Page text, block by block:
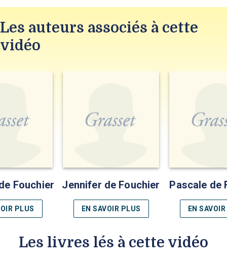
Les auteurs associés à cette
vidéo
Fouchier
PLUS
Jennifer de Fouchier
EN SAVOIR PLUS
Pascale de
EN
Les livres lés à cette vidéo